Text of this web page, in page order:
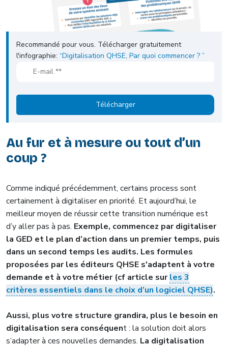
Recommandé pour vous. Télécharger gratuitement
l'infographie: “Digitalisation QHSE, Par quoi commencer ? ”
Au fur et à mesure ou tout d’un
coup ?
Comme indiqué précédemment, certains process sont
certainement à digitaliser en priorité. Et aujourd’hui, le
meilleur moyen de réussir cette transition numérique est
d’y aller pas à pas. Exemple, commencez par digitaliser
la GED et le plan d’action dans un premier temps, puis
dans un second temps les audits. Les formules
proposées par les éditeurs QHSE s'adaptent à votre
demande et à votre métier (cf article surles 3
critères essentiels dans le choix d’un logiciel QHSE).
Aussi, plus votre structure grandira, plus le besoin en
digitalisation sera conséquent : la solution doit alors
s’adapter à ces nouvelles demandes. La digitalisation